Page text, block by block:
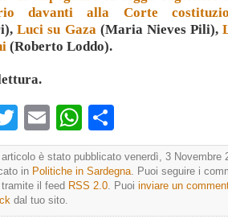
davanti alla Corte
Luci su Gaza (Maria Nieves Pili),
(Roberto Loddo).
TwitterEmailWhatsApp
è stato pubblicato venerdì, 3 Novembre
in Politiche in Sardegna . Puoi seguire i
il feed RSS 2.0 . Puoi inviare un
dal tuo sito.